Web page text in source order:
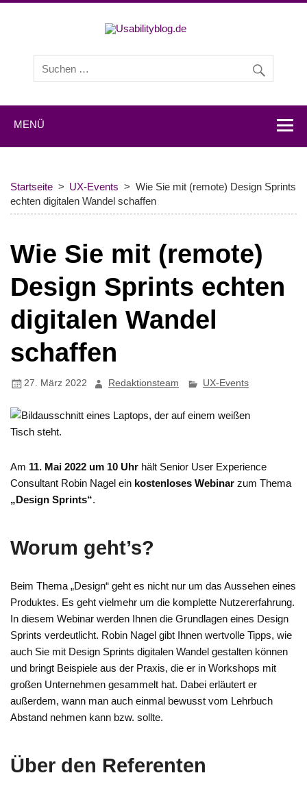
Experten zu den Themen Usability und User Experience.
MENÜ
Startseite UX-Events
Wie Sie mit (remote) Design Sprints
echten digitalen Wandel schaffen
Wie Sie mit (remote)
Design Sprints echten
digitalen Wandel
schaffen
27. März 2022 Redaktionsteam UX-Events
Am 11. Mai 2022 um 10 Uhr hält Senior User Experience
Consultant Robin Nagel ein kostenloses Webinar zum Thema
„Design Sprints“.
Worum geht’s?
Beim Thema „Design“ geht es nicht nur um das Aussehen eines
Produktes. Es geht vielmehr um die komplette Nutzererfahrung.
In diesem Webinar werden Ihnen die Grundlagen eines Design
Sprints verdeutlicht. Robin Nagel gibt Ihnen wertvolle Tipps, wie
auch Sie mit Design Sprints digitalen Wandel gestalten können
und bringt Beispiele aus der Praxis, die er in Workshops mit
großen Unternehmen gesammelt hat. Dabei erläutert er
außerdem, wann man auch einmal bewusst vom Lehrbuch
Abstand nehmen kann bzw. sollte.
Über den Referenten